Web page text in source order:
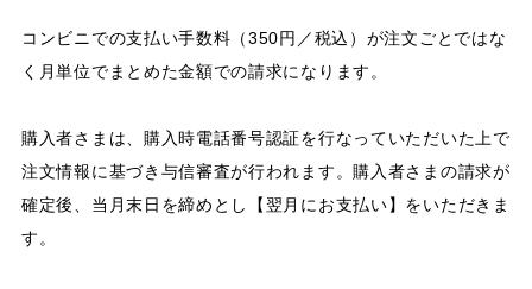
コンビニでの支払い手数料（350円／税込）が注文ごとではな
く月単位でまとめた金額での請求になります。
購入者さまは、購入時電話番号認証を行なっていただいた上で
注文情報に基づき与信審査が行われます。購入者さまの請求が
確定後、当月末日を締めとし【翌月にお支払い】をいただきま
す。